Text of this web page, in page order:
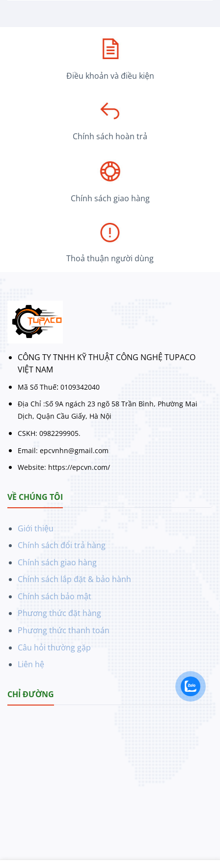
Điều khoản và điều kiện
Chính sách hoàn trả
Chính sách giao hàng
Thoả thuận người dùng
CÔNG TY TNHH KỸ THUẬT CÔNG NGHỆ TUPACO
VIỆT NAM
Mã Số Thuế: 0109342040
Địa Chỉ :Số 9A ngách 23 ngõ 58 Trần Bình, Phường Mai
Dịch, Quận Cầu Giấy, Hà Nội
CSKH: 0982299905.
Email: epcvnhn@gmail.com
Website: https://epcvn.com/
VỀ CHÚNG TÔI
Giới thiệu
Chính sách đổi trả hàng
Chính sách giao hàng
Chính sách lắp đặt & bảo hành
Chính sách bảo mật
Phương thức đặt hàng
Phương thức thanh toán
Câu hỏi thường gặp
Liên hệ
CHỈ ĐƯỜNG